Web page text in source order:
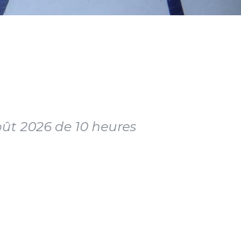
2026 de 10 heures